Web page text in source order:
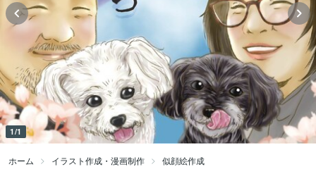
1/1
ホーム イラスト作成・漫画制作 似顔絵作成